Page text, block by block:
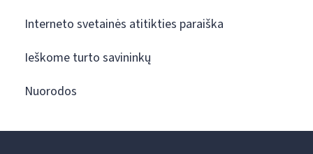
Interneto svetainės atitikties paraiška
Ieškome turto savininkų
Nuorodos